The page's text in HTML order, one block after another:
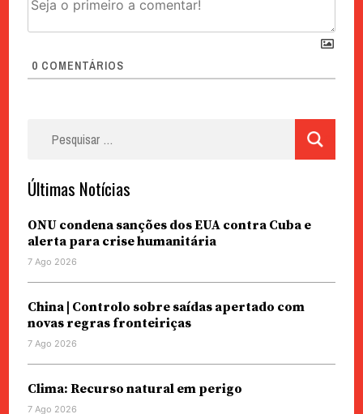
0 COMENTÁRIOS
Últimas Notícias
ONU condena sanções dos EUA contra Cuba e
alerta para crise humanitária
7 Ago 2026
China | Controlo sobre saídas apertado com
novas regras fronteiriças
7 Ago 2026
Clima: Recurso natural em perigo
7 Ago 2026